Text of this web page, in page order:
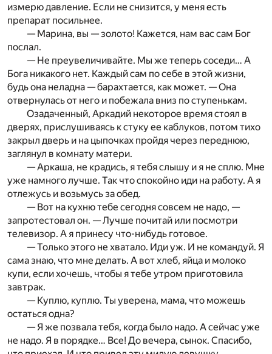
измерю давление. Если не снизится, у меня есть
препарат посильнее.
— Марина, вы — золото! Кажется, нам вас сам Бог
послал.
— Не преувеличивайте. Мы же теперь соседи… А
Бога никакого нет. Каждый сам по себе в этой жизни,
будь она неладна — барахтается, как может. — Она
отвернулась от него и побежала вниз по ступенькам.
Озадаченный, Аркадий некоторое время стоял в
дверях, прислушиваясь к стуку ее каблуков, потом тихо
закрыл дверь и на цыпочках пройдя через переднюю,
заглянул в комнату матери.
— Аркаша, не крадись, я тебя слышу и я не сплю. Мне
уже намного лучше. Так что спокойно иди на работу. А я
отлежусь и возьмусь за обед.
— Вот на кухню тебе сегодня совсем не надо, —
запротестовал он. — Лучше почитай или посмотри
телевизор. А я принесу что-нибудь готовое.
— Только этого не хватало. Иди уж. И не командуй. Я
сама знаю, что мне делать. А вот хлеб, яйца и молоко
купи, если хочешь, чтобы я тебе утром приготовила
завтрак.
— Куплю, куплю. Ты уверена, мама, что можешь
остаться одна?
— Я же позвала тебя, когда было надо. А сейчас уже
не надо. Я в порядке… Все! До вечера, сынок. Спасибо,